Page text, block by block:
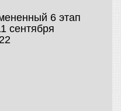
6 этап
сентября